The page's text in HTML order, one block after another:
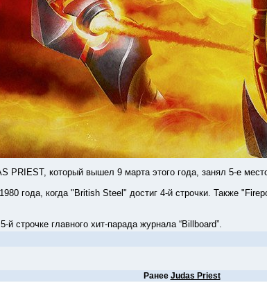
который вышел 9 марта этого года, занял 5-е место
когда "British Steel" достиг 4-й строчки. Также
главного хит-парада журнала “Billboard”.
Ранее Judas Priest